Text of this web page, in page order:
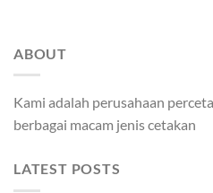
ABOUT
Kami adalah perusahaan
berbagai macam jenis cetakan
LATEST POSTS